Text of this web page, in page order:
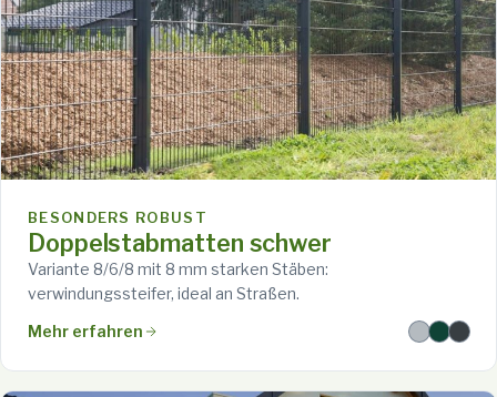
BESONDERS ROBUST
Doppelstabmatten schwer
Variante 8/6/8 mit 8 mm starken Stäben:
verwindungssteifer, ideal an Straßen.
Mehr erfahren